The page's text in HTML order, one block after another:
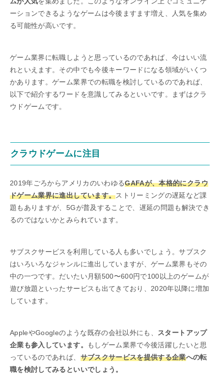
ーションできるようなゲームは今後ますます増え、人気を集め
る可能性が高いです。
ゲーム業界に転職しようと思っているのであれば、今はいい流
れといえます。その中でも今後キーワードになる領域がいくつ
かあります。ゲーム業界での転職を検討しているのであれば、
以下で紹介するワードを意識してみるといいです。まずはクラ
ウドゲームです。
クラウドゲームに注目
2019年ごろからアメリカのいわゆるGAFAが、本格的にクラウ
ドゲーム業界に進出しています。ストリーミングの遅延など課
題もありますが、5Gが普及することで、遅延の問題も解決でき
るのではないかとみられています。
サブスクサービスを利用している人も多いでしょう。サブスク
はいろいろなジャンルに進出していますが、ゲーム業界もその
中の一つです。だいたい月額500〜600円で100以上のゲームが
遊び放題といったサービスも出てきており、2020年以降に増加
しています。
AppleやGoogleのような既存の会社以外にも、
スタートアップ
企業も参入しています。
もしゲーム業界で今後活躍したいと思
っているのであれば、 サブスクサービスを提供する企業への転
職を検討してみるといいでしょう。